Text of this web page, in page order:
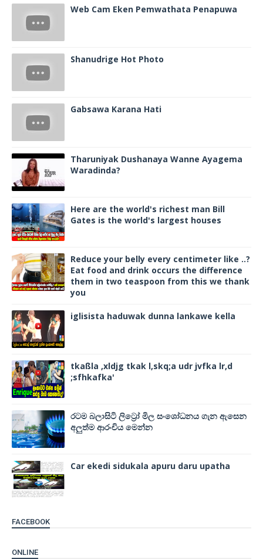
Web Cam Eken Pemwathata Penapuwa
Shanudrige Hot Photo
Gabsawa Karana Hati
Tharuniyak Dushanaya Wanne Ayagema
Waradinda?
Here are the world's richest man Bill
Gates is the world's largest houses
Reduce your belly every centimeter like ..?
Eat food and drink occurs the difference
them in two teaspoon from this we thank
you
iglisista haduwak dunna lankawe kella
tkaßla ,xldjg tkak l,skq;a udr jvfka lr,d
;sfhkafka'
රටම බලාසිටි ලිට්‍රෝ මිල සංශෝධනය ගැන ඇසෙන
අලුත්ම ආරංචිය මෙන්න
Car ekedi sidukala apuru daru upatha
FACEBOOK
ONLINE